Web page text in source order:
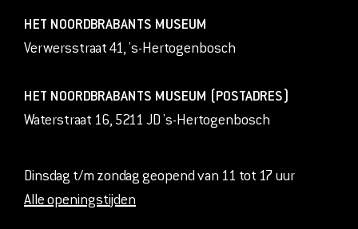
HET NOORDBRABANTS MUSEUM
Verwersstraat 41, 's-Hertogenbosch
HET NOORDBRABANTS MUSEUM (POSTADRES)
Waterstraat 16, 5211 JD 's-Hertogenbosch
Dinsdag t/m zondag geopend van 11 tot 17 uur
Alle openingstijden